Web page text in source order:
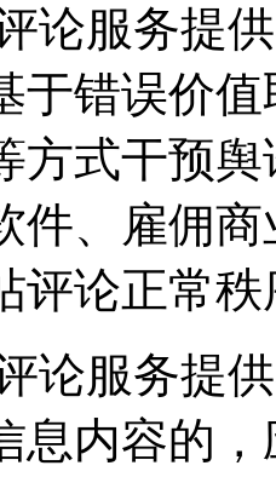
论服务提
于错误价
方式干预
件、雇佣
评论正常
论服务提
息内容的